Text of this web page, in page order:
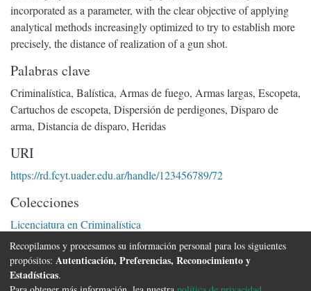
incorporated as a parameter, with the clear objective of applying
analytical methods increasingly optimized to try to establish more
precisely, the distance of realization of a gun shot.
Palabras clave
Criminalística, Balística, Armas de fuego, Armas largas, Escopeta,
Cartuchos de escopeta, Dispersión de perdigones, Disparo de
arma, Distancia de disparo, Heridas
URI
https://rd.fcyt.uader.edu.ar/handle/123456789/72
Colecciones
Licenciatura en Criminalística
Página completa del ítem
Recopilamos y procesamos su información personal para los siguientes
propósitos: Autenticación, Preferencias, Reconocimiento y
Estadísticas.